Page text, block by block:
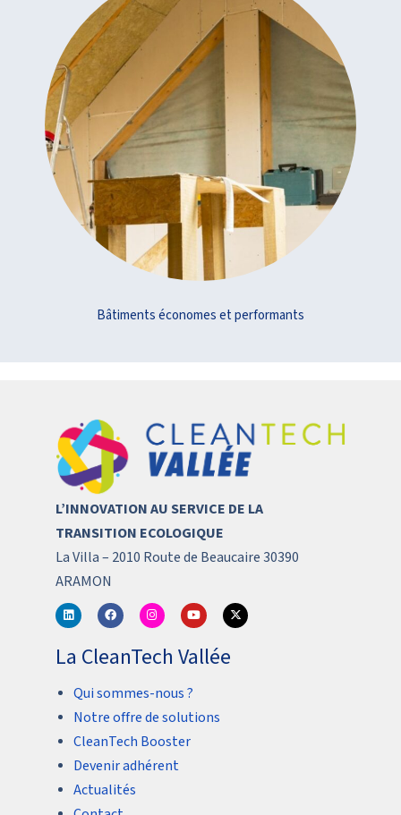
Bâtiments économes et performants
L’INNOVATION AU SERVICE DE LA
TRANSITION ECOLOGIQUE
La Villa – 2010 Route de Beaucaire 30390
ARAMON
La CleanTech Vallée
Qui sommes-nous ?
Notre offre de solutions
CleanTech Booster
Devenir adhérent
Actualités